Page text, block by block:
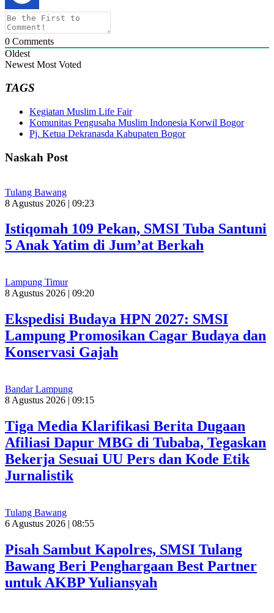
0 Comments
Oldest
Newest Most Voted
TAGS
Kegiatan Muslim Life Fair
Komunitas Pengusaha Muslim Indonesia Korwil Bogor
Pj. Ketua Dekranasda Kabupaten Bogor
Naskah Post
Tulang Bawang
8 Agustus 2026 | 09:23
Istiqomah 109 Pekan, SMSI Tuba Santuni
5 Anak Yatim di Jum’at Berkah
Lampung Timur
8 Agustus 2026 | 09:20
Ekspedisi Budaya HPN 2027: SMSI
Lampung Promosikan Cagar Budaya dan
Konservasi Gajah
Bandar Lampung
8 Agustus 2026 | 09:15
Tiga Media Klarifikasi Berita Dugaan
Afiliasi Dapur MBG di Tubaba, Tegaskan
Bekerja Sesuai UU Pers dan Kode Etik
Jurnalistik
Tulang Bawang
6 Agustus 2026 | 08:55
Pisah Sambut Kapolres, SMSI Tulang
Bawang Beri Penghargaan Best Partner
untuk AKBP Yuliansyah